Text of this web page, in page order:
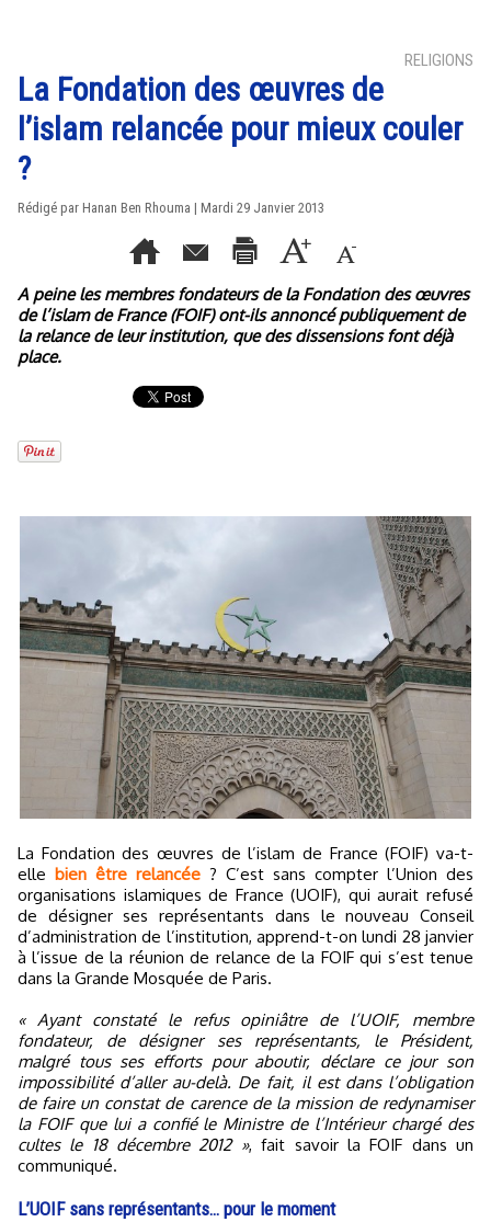
RELIGIONS
La Fondation des œuvres de
l’islam relancée pour mieux couler
?
Rédigé par Hanan Ben Rhouma | Mardi 29 Janvier 2013
A peine les membres fondateurs de la Fondation des œuvres
de l’islam de France (FOIF) ont-ils annoncé publiquement de
la relance de leur institution, que des dissensions font déjà
place.
La Fondation des œuvres de l’islam de France (FOIF) va-t-
elle bien être relancée ? C’est sans compter l’Union des
organisations islamiques de France (UOIF), qui aurait refusé
de désigner ses représentants dans le nouveau Conseil
d’administration de l’institution, apprend-t-on lundi 28 janvier
à l’issue de la réunion de relance de la FOIF qui s’est tenue
dans la Grande Mosquée de Paris.
« Ayant constaté le refus opiniâtre de l’UOIF, membre
fondateur, de désigner ses représentants, le Président,
malgré tous ses efforts pour aboutir, déclare ce jour son
impossibilité d’aller au-delà. De fait, il est dans l’obligation
de faire un constat de carence de la mission de redynamiser
la FOIF que lui a confié le Ministre de l’Intérieur chargé des
cultes le 18 décembre 2012 », fait savoir la FOIF dans un
communiqué.
L’UOIF sans représentants… pour le moment